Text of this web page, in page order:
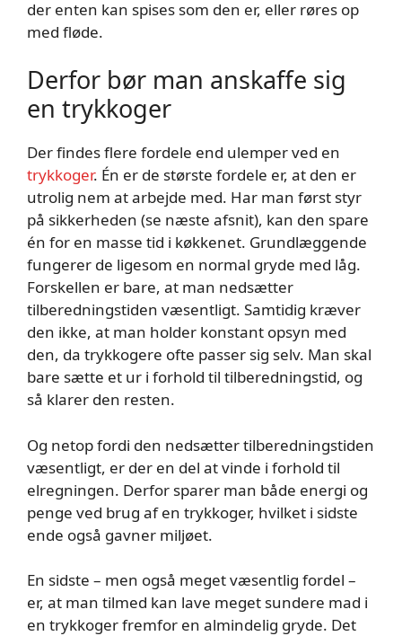
der enten kan spises som den er, eller røres op
med fløde.
Derfor bør man anskaffe sig
en trykkoger
Der findes flere fordele end ulemper ved en
trykkoger. Én er de største fordele er, at den er
utrolig nem at arbejde med. Har man først styr
på sikkerheden (se næste afsnit), kan den spare
én for en masse tid i køkkenet. Grundlæggende
fungerer de ligesom en normal gryde med låg.
Forskellen er bare, at man nedsætter
tilberedningstiden væsentligt. Samtidig kræver
den ikke, at man holder konstant opsyn med
den, da trykkogere ofte passer sig selv. Man skal
bare sætte et ur i forhold til tilberedningstid, og
så klarer den resten.
Og netop fordi den nedsætter tilberedningstiden
væsentligt, er der en del at vinde i forhold til
elregningen. Derfor sparer man både energi og
penge ved brug af en trykkoger, hvilket i sidste
ende også gavner miljøet.
En sidste – men også meget væsentlig fordel –
er, at man tilmed kan lave meget sundere mad i
en trykkoger fremfor en almindelig gryde. Det